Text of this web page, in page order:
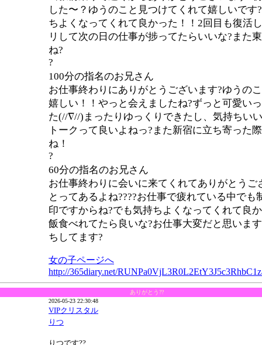
した〜？ゆうのこと見つけてくれて嬉しいです
ちよくなってくれて良かった！！2回目も復活
リして次の日の仕事が捗ってたらいいな?また
ね?
?
100分の指名のお兄さん
お仕事終わりにありがとうございます?ゆうの
嬉しい！！やっと会えましたね?ずっと可愛い
た(//∇//)まったりゆっくりできたし、気持ちい
トークって良いよねっ?また新宿に立ち寄った
ね！
?
60分の指名のお兄さん
お仕事終わりに会いに来てくれてありがとう
とってあるよね????お仕事で疲れている中で
印ですからね?でも気持ちよくなってくれて良
飯食べれてたら良いな?お仕事大変だと思いま
ちしてます?
女の子ページへ
http://365diary.net/
ありがとう??
2026-05-23 22:30:48
VIPクリスタル
りつ
りつです??